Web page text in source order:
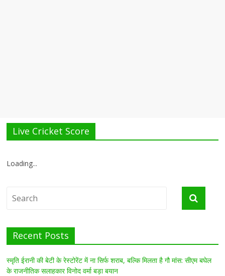
Live Cricket Score
Loading...
Recent Posts
स्मृति ईरानी की बेटी के रेस्टोरेंट में ना सिर्फ शराब, बल्कि मिलता है गौ मांस: सीएम बघेल
के राजनीतिक सलाहकार विनोद वर्मा बड़ा बयान